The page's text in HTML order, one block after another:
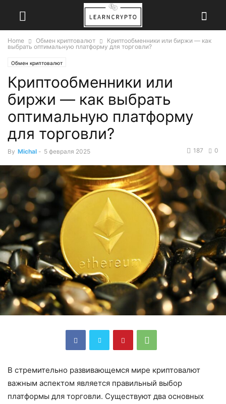
Home Обмен криптовалют
Криптообменники или биржи — как
выбрать оптимальную платформу для торговли?
Обмен криптовалют
Криптообменники или
биржи — как выбрать
оптимальную платформу
для торговли?
By Michal - 5 февраля 2025 0
187
В стремительно развивающемся мире криптовалют
важным аспектом является правильный выбор
платформы для торговли. Существуют два основных